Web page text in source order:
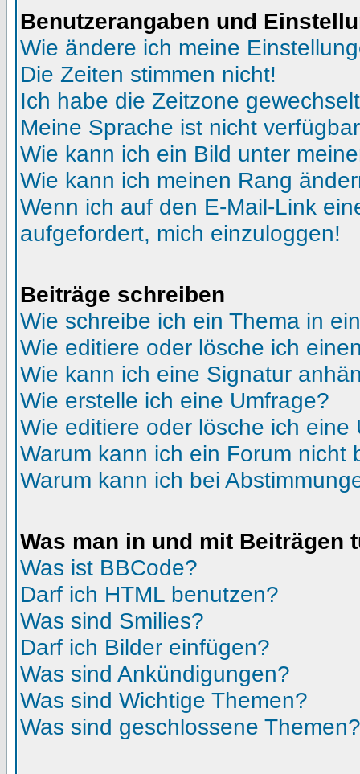
Benutzerangaben und
Wie ändere ich meine
Die Zeiten stimmen nicht!
Ich habe die Zeitzone
Meine Sprache ist nicht
Wie kann ich ein Bild unter
Wie kann ich meinen Rang
Wenn ich auf den E-Mail-Link
aufgefordert, mich einzuloggen!
Beiträge schreiben
Wie schreibe ich ein Thema in
Wie editiere oder lösche ich
Wie kann ich eine Signatur
Wie erstelle ich eine Umfrage?
Wie editiere oder lösche ich eine
Warum kann ich ein Forum nicht
Warum kann ich bei
Was man in und mit Beiträgen
Was ist BBCode?
Darf ich HTML benutzen?
Was sind Smilies?
Darf ich Bilder einfügen?
Was sind Ankündigungen?
Was sind Wichtige Themen?
Was sind geschlossene Themen?